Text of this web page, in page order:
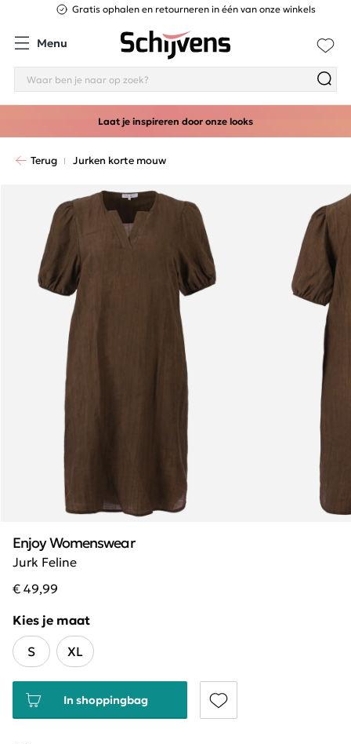
Gratis ophalen en retourneren in één van onze winkels
Menu
Laat je inspireren door onze looks
Terug Jurken korte mouw
Jurk Feline
Enjoy Womenswear
€ 49,99
Kies je maat
S
XL
In shoppingbag